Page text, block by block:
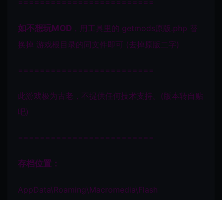
如不想玩MOD ，用工具里的 getmods原版.php 替
换掉 游戏根目录的同文件即可 (去掉原版二字)
=========================
此游戏极为古老，不提供任何技术支持。(版本转自贴
吧)
=========================
存档位置：
AppData\Roaming\Macromedia\Flash